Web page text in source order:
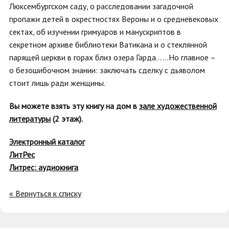
Люксембургском саду, о расследовании загадочной
пропажи детей в окрестностях Вероны и о средневековых
сектах, об изучении гримуаров и манускриптов в
секретном архиве библиотеки Ватикана и о стеклянной
парящей церкви в горах близ озера Гарда… …Но главное –
о безошибочном знании: заключать сделку с дьяволом
стоит лишь ради женщины.
Вы можете взять эту книгу на дом в зале художественной
литературы (2 этаж).
Электронный каталог
ЛитРес
Литрес: аудиокнига
« Вернуться к списку